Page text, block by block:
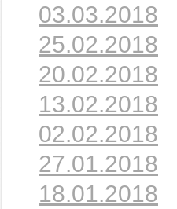
03.03.2018
25.02.2018
20.02.2018
13.02.2018
02.02.2018
27.01.2018
18.01.2018